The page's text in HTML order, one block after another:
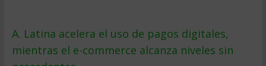
A. Latina acelera el uso de pagos digitales,
mientras el e-commerce alcanza niveles sin